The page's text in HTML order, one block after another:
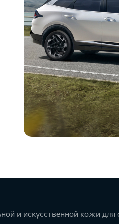
и искусственной кожи для